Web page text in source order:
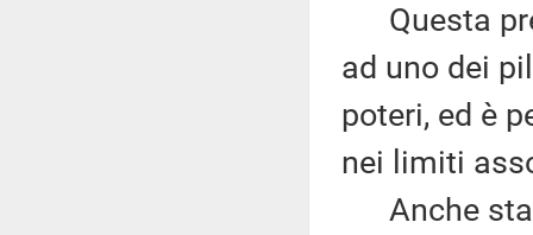
Questa
ad uno dei
poteri, ed è
nei limiti
Anche